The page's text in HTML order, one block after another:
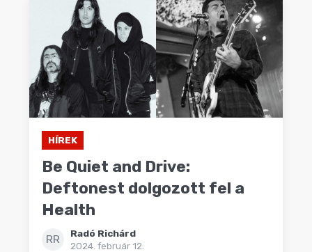
HÍREK
Be Quiet and Drive:
Deftonest dolgozott fel a
Health
RR
Radó Richárd
2024. február 12.